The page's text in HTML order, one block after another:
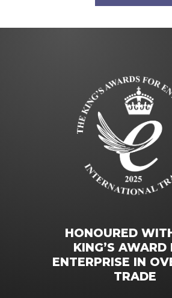
HONOURED
KING’S AWARD
ENTERPRISE IN
TRADE